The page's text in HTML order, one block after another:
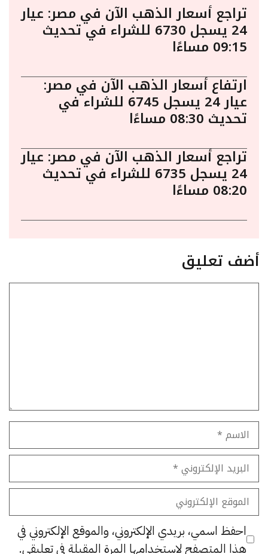
تراجع أسعار الذهب الآن في مصر: عيار
24 يسجل 6730 للشراء في تحديث
09:15 مساءًا
ارتفاع أسعار الذهب الآن في مصر:
عيار 24 يسجل 6745 للشراء في
تحديث 08:30 مساءًا
تراجع أسعار الذهب الآن في مصر: عيار
24 يسجل 6735 للشراء في تحديث
08:20 مساءًا
أضف تعليق
الاسم
البريد
الإلكتروني
الموقع
الإلكتروني
احفظ اسمي، بريدي الإلكتروني، والموقع الإلكتروني في
هذا المتصفح لاستخدامها المرة المقبلة في تعليقي.